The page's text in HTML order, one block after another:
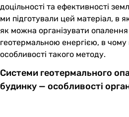
доцільності та ефективності
ми підготували цей матеріал, в
як можна організувати
геотермальною енергією, в чому
особливості такого методу.
Системи геотермального
будинку — особливості